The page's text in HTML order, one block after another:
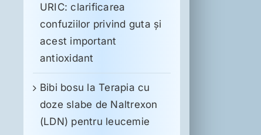
URIC: clarificarea
confuziilor privind guta și
acest important
antioxidant
Bibi bosu laTerapia cu
doze slabe de Naltrexon
(LDN) pentru leucemie